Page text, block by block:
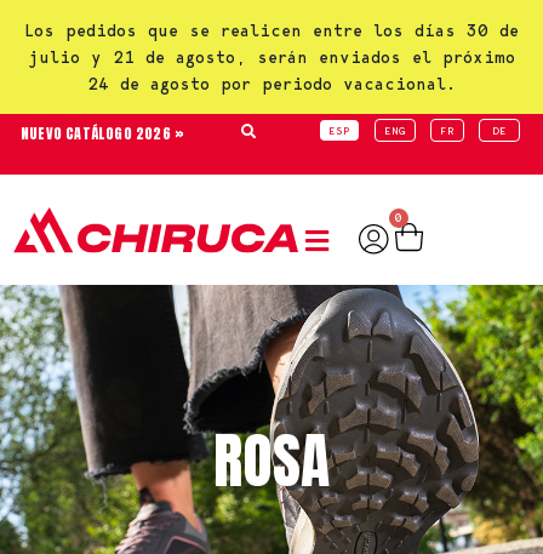
Los pedidos que se realicen entre los días 30 de
julio y 21 de agosto, serán enviados el próximo
24 de agosto por periodo vacacional.
NUEVO CATÁLOGO 2026 » ESP ENG FR DE
0
ROSA